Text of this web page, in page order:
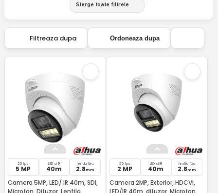
Sterge toate filtrele
Filtreaza dupa Ordoneaza dupa
25 fps
5 MP
LED si IR
40m
lentila fixa
2.8mm
Camera 5MP, LED/ IR 40m, SDI,
Microfon, Difuzor, Lentila
25 fps
2 MP
LED si IR
40m
lentila fixa
2.8mm
Camera 2MP, Exterior, HDCVI,
LED/IR 40m, difuzor, Microfon,